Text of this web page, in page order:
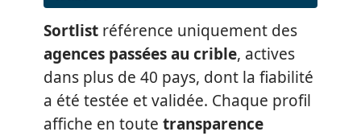
Sortlist référence uniquement des
agences passées au crible, actives
dans plus de 40 pays, dont la fiabilité
a été testée et validée. Chaque profil
affiche en toute transparence